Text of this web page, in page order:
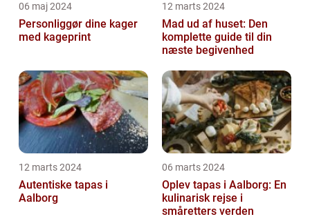
06 maj 2024
Personliggør dine kager
med kageprint
12 marts 2024
Mad ud af huset: Den
komplette guide til din
næste begivenhed
12 marts 2024
Autentiske tapas i
Aalborg
06 marts 2024
Oplev tapas i Aalborg: En
kulinarisk rejse i
småretters verden